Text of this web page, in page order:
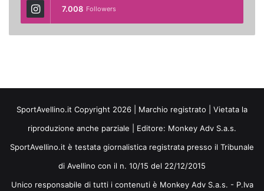
7.008 Followers
SportAvellino.it Copyright 2026 | Marchio registrato | Vietata la
riproduzione anche parziale | Editore: Monkey Adv S.a.s.
SportAvellino.it è testata giornalistica registrata presso il Tribunale
di Avellino con il n. 10/15 del 22/12/2015
Unico responsabile di tutti i contenuti è Monkey Adv S.a.s. - P.Iva